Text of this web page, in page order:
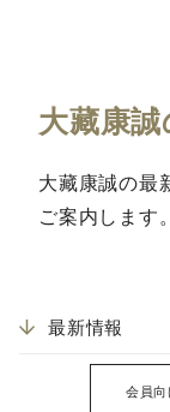
大藏康
大藏康誠の最
ご案内します。
最新情報
会員